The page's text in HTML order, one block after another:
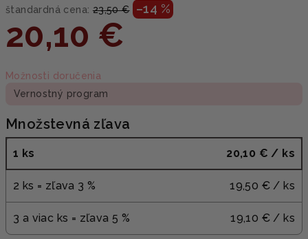
štandardná cena: 23,50 € –14 %
20,10 €
cena:
Možnosti doručenia
Vernostný program
Množstevná zľava
1 ks 20,10 € / ks
2 ks = zľava 3 % 19,50 € / ks
3 a viac ks = zľava 5 % 19,10 € / ks